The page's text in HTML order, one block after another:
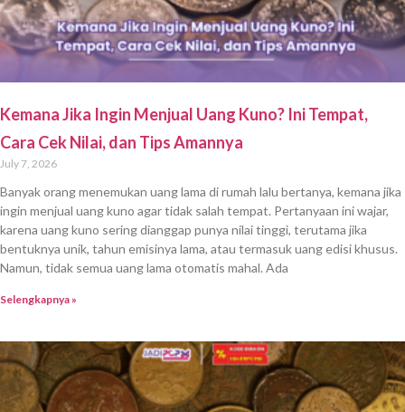
Kemana Jika Ingin Menjual Uang Kuno? Ini Tempat,
Cara Cek Nilai, dan Tips Amannya
July 7, 2026
Banyak orang menemukan uang lama di rumah lalu bertanya, kemana jika
ingin menjual uang kuno agar tidak salah tempat. Pertanyaan ini wajar,
karena uang kuno sering dianggap punya nilai tinggi, terutama jika
bentuknya unik, tahun emisinya lama, atau termasuk uang edisi khusus.
Namun, tidak semua uang lama otomatis mahal. Ada
Selengkapnya »